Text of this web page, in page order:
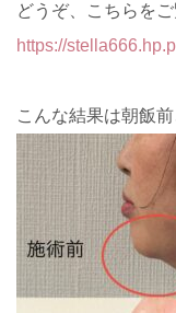
どうぞ、こちらをご
https://
こんな結果は朝飯前